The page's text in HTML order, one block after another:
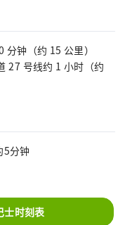
钟（约 15 公里）
27 号线约 1 小时（约
分钟
士时刻表